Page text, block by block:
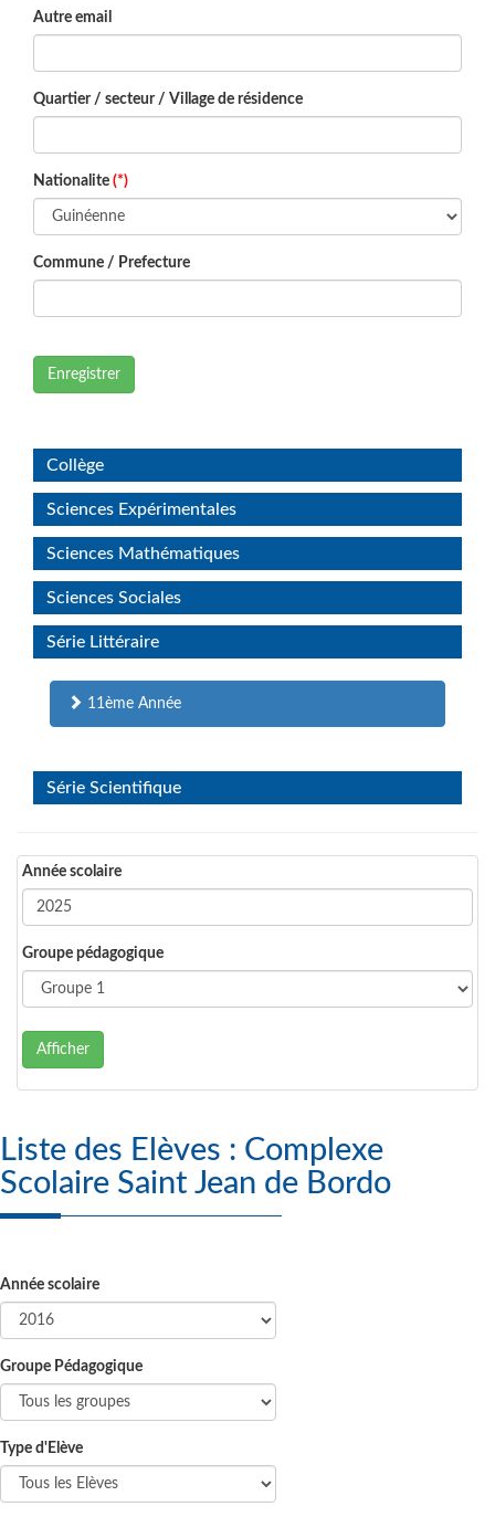
Autre email
Quartier / secteur / Village de résidence
Nationalite (*)
Commune / Prefecture
Enregistrer
Collège
Sciences Expérimentales
Sciences Mathématiques
Sciences Sociales
Série Littéraire
11ème Année
Série Scientifique
Année scolaire
Groupe pédagogique
Afficher
Liste des Elèves : Complexe
Scolaire Saint Jean de Bordo
Année scolaire
Groupe Pédagogique
Type d'Elève